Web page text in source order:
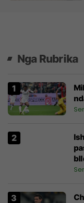
Nga Rubrika